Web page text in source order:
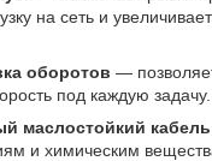
на сеть и
оборотов —
под каждую задачу.
маслостойкий
и химическим